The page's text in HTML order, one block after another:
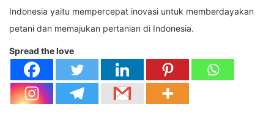
Indonesia yaitu mempercepat inovasi untuk memberdayakan
petani dan memajukan pertanian di Indonesia.
Spread the love